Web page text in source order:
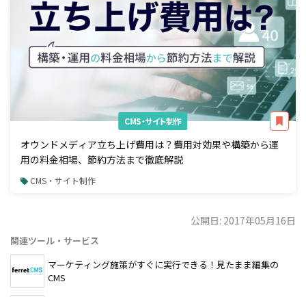
CMS・サイト制作
オウンドメディア立ち上げ費用は？費用対効果や構築から運
用の料金相場、節約方法まで徹底解説
CMS・サイト制作
公開日: 2017年05月16日
関連ツール・サービス
マーケティング施策がすぐに実行できる！見たまま編集の
CMS